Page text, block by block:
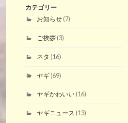
カテゴリー
お知らせ(7)
ご挨拶(3)
ネタ (16)
ヤギ(69)
ヤギかわいい(16)
ヤギニュース (13)